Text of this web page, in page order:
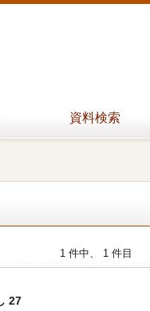
資料検索
1 件中、 1 件目
27